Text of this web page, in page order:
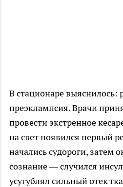
В стационаре выяснилось:
преэклампсия. Врачи
провести экстренное
на свет появился первый
начались судороги, затем
сознание — случился
усугублял сильный отек